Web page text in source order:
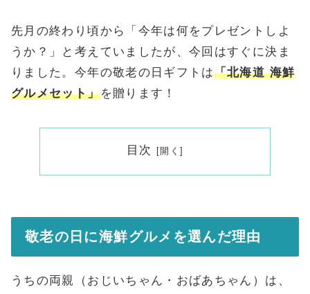
先月の終わり頃から「今年は何をプレゼントしよ
うか？」と考えていましたが、今回はすぐに決ま
りました。今年の敬老の日ギフトは「北海道 海鮮
グルメセット」を贈ります！
目次
敬老の日に海鮮グルメを選んだ理由
うちの両親（おじいちゃん・おばあちゃん）は、